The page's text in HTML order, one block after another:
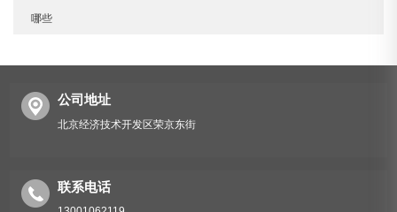
哪些
公司地址
北京经济技术开发区荣京东街
联系电话